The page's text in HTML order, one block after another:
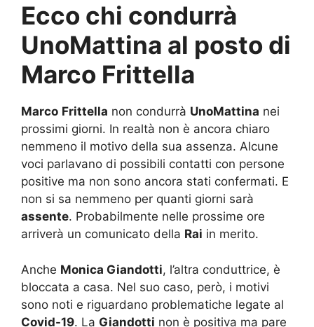
Ecco chi condurrà
UnoMattina al posto di
Marco Frittella
Marco Frittella non condurrà UnoMattina nei
prossimi giorni. In realtà non è ancora chiaro
nemmeno il motivo della sua assenza. Alcune
voci parlavano di possibili contatti con persone
positive ma non sono ancora stati confermati. E
non si sa nemmeno per quanti giorni sarà
assente. Probabilmente nelle prossime ore
arriverà un comunicato della Rai in merito.
Anche Monica Giandotti, l’altra conduttrice, è
bloccata a casa. Nel suo caso, però, i motivi
sono noti e riguardano problematiche legate al
Covid-19. La Giandotti non è positiva ma pare